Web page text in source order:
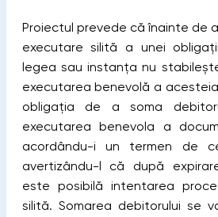
Proiectul prevede că înainte de
executare silită a unei
legea sau instanța nu
executarea benevolă a
obligația de a soma
executarea benevola a
acordându-i un termen de
avertizându-l că după
este posibilă intentarea
silită. Somarea debitorului se